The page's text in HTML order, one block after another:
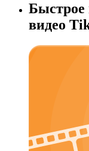
Быстрое
видео